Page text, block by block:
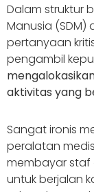
Dalam struktur
Manusia (SDM)
pertanyaan
pengambil
aktivitas yang
Sangat ironis
peralatan
membayar staf
untuk berjalan